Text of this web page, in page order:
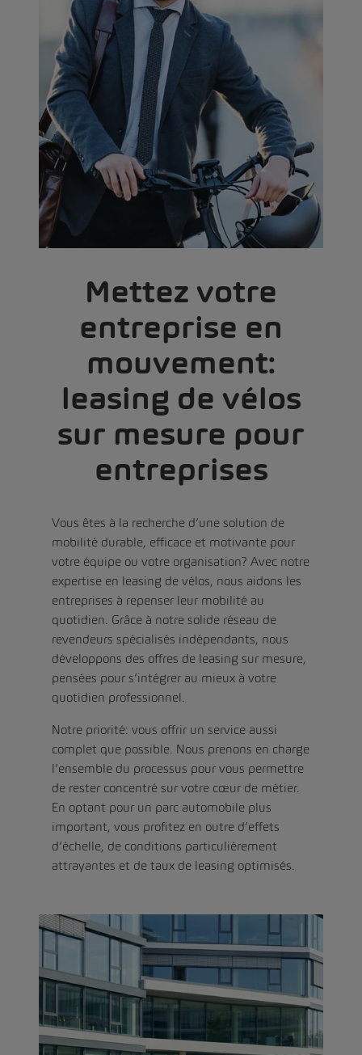
Mettez votre
entreprise en
mouvement:
leasing de vélos
sur mesure pour
entreprises
Vous êtes à la recherche d’une solution de
mobilité durable, efficace et motivante pour
votre équipe ou votre organisation? Avec notre
expertise en leasing de vélos, nous aidons les
entreprises à repenser leur mobilité au
quotidien. Grâce à notre solide réseau de
revendeurs spécialisés indépendants, nous
développons des offres de leasing sur mesure,
pensées pour s’intégrer au mieux à votre
quotidien professionnel.
Notre priorité: vous offrir un service aussi
complet que possible. Nous prenons en charge
l’ensemble du processus pour vous permettre
de rester concentré sur votre cœur de métier.
En optant pour un parc automobile plus
important, vous profitez en outre d’effets
d’échelle, de conditions particulièrement
attrayantes et de taux de leasing optimisés.